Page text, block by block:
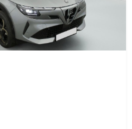
sur les sièges AR
Sempione : option incluse